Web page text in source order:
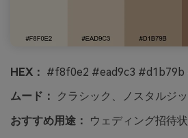
HEX： #f8f0e2 #ead9c3 #d1b79b
ムード：
クラシック、ノスタルジ
おすすめ用途：
ウェディング招待